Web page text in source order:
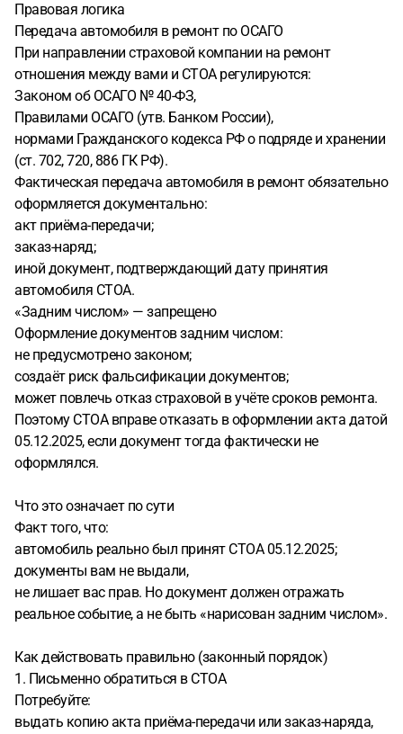
Правовая логика
Передача автомобиля в ремонт по ОСАГО
При направлении страховой компании на ремонт
отношения между вами и СТОА регулируются:
Законом об ОСАГО № 40-ФЗ,
Правилами ОСАГО (утв. Банком России),
нормами Гражданского кодекса РФ о подряде и хранении
(ст. 702, 720, 886 ГК РФ).
Фактическая передача автомобиля в ремонт обязательно
оформляется документально:
акт приёма-передачи;
заказ-наряд;
иной документ, подтверждающий дату принятия
автомобиля СТОА.
«Задним числом» — запрещено
Оформление документов задним числом:
не предусмотрено законом;
создаёт риск фальсификации документов;
может повлечь отказ страховой в учёте сроков ремонта.
Поэтому СТОА вправе отказать в оформлении акта датой
05.12.2025, если документ тогда фактически не
оформлялся.
Что это означает по сути
Факт того, что:
автомобиль реально был принят СТОА 05.12.2025;
документы вам не выдали,
не лишает вас прав. Но документ должен отражать
реальное событие, а не быть «нарисован задним числом».
Как действовать правильно (законный порядок)
1. Письменно обратиться в СТОА
Потребуйте:
выдать копию акта приёма-передачи или заказ-наряда,